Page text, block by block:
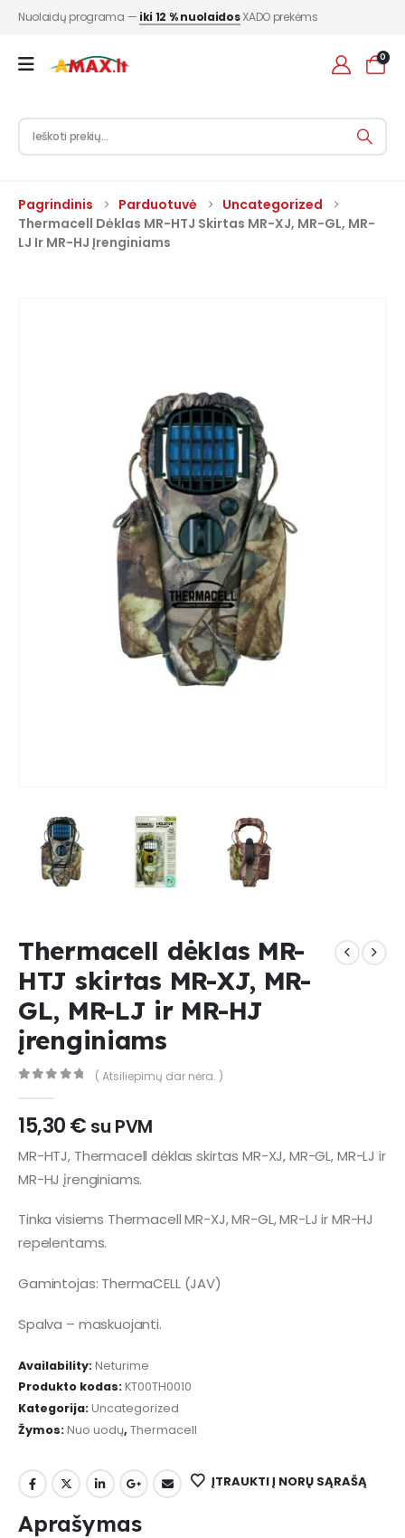
Nuolaidų programa — iki 12 % nuolaidosXADO prekėms
0
Pagrindinis Parduotuvė
Uncategorized
Thermacell Dėklas MR-HTJ Skirtas MR-XJ, MR-GL, MR-
LJ Ir MR-HJ Įrenginiams
Thermacell dėklas MR-
HTJ skirtas MR-XJ, MR-
GL, MR-LJ ir MR-HJ
įrenginiams
( Atsiliepimų dar nėra. )
15,30€ su PVM
MR-HTJ, Thermacell dėklas skirtas MR-XJ, MR-GL, MR-LJ ir
MR-HJ įrenginiams.
Tinka visiems Thermacell MR-XJ, MR-GL, MR-LJ ir MR-HJ
repelentams.
Gamintojas: ThermaCELL (JAV)
Spalva – maskuojanti.
Availability: Neturime
Produkto kodas: KT00TH0010
Kategorija: Uncategorized
Žymos: Nuo uodų, Thermacell
ĮTRAUKTI Į NORŲ SĄRAŠĄ
Aprašymas